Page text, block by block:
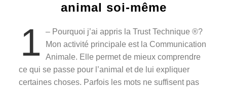
animal soi-même
1
– Pourquoi j’ai appris la Trust Technique ®?
Mon activité principale est la Communication
Animale. Elle permet de mieux comprendre
ce qui se passe pour l’animal et de lui expliquer
certaines choses. Parfois les mots ne suffisent pas